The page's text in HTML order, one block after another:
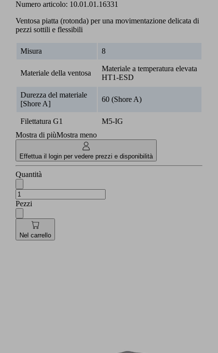
Numero articolo: 10.01.01.16331
Ventosa piatta (rotonda) per una movimentazione delicata di
pezzi sottili e flessibili
Misura 8
Materiale della ventosa
Materiale a temperatura elevata
HT1-ESD
Durezza del materiale
[Shore A]
60 (Shore A)
Filettatura G1
M5-IG
Mostra di piùMostra meno
Effettua il login per vedere prezzi e disponibilità
Quantità
Pezzi
Nel carrello